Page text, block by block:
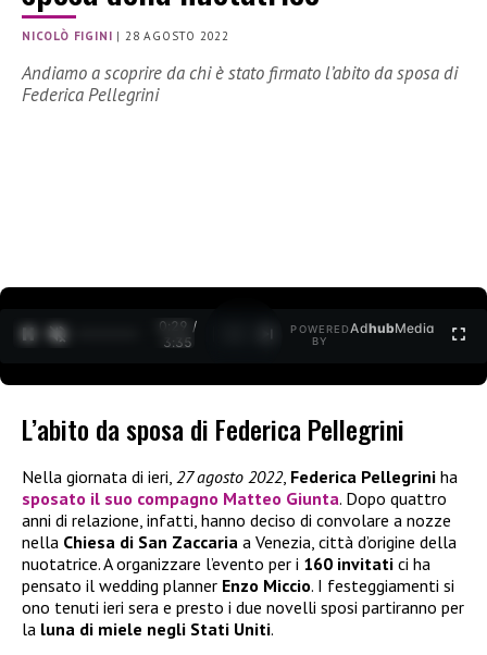
NICOLÒ FIGINI | 28 AGOSTO 2022
Andiamo a scoprire da chi è stato firmato l’abito da sposa di
Federica Pellegrini
0:30 /
3:35
POWERED
BY
AdhubMedia
L’abito da sposa di Federica Pellegrini
Nella giornata di ieri, 27 agosto 2022, Federica Pellegrini ha
sposato il suo compagno Matteo Giunta. Dopo quattro
anni di relazione, infatti, hanno deciso di convolare a nozze
nella Chiesa di San Zaccaria a Venezia, città d’origine della
nuotatrice. A organizzare l’evento per i 160 invitati ci ha
pensato il wedding planner Enzo Miccio. I festeggiamenti si
ono tenuti ieri sera e presto i due novelli sposi partiranno per
la luna di miele negli Stati Uniti.